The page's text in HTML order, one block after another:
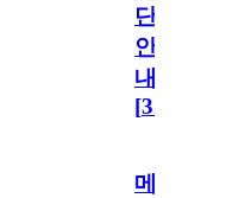
단
안
내
[31
메